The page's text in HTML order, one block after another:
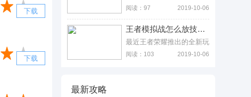
下载
下载
安全可靠，同时，无论是购
买账号还是出售账号，G买
卖都有完善且便捷的流程，
作为买号卖号的正规平台，
G买卖还提供了首充号、代
练等网游交易服务。
王者荣耀的自走棋玩法，许
多小伙伴都好奇该模式，王
耀自走棋在哪里呢?为了解
决大家心头的疑惑，小编特
篇文章。
阅读：97 2019-10-06
王者模拟战怎么放技能 王者荣耀自走棋怎么自己放技能 王者模拟战怎么放技能 王者荣耀自走棋怎么自己放技能
最近王者荣耀推出的全新玩
法“王者模拟战”以及在积极
的内测之中了，当然一些在
阅读：103 2019-10-06
最新攻略